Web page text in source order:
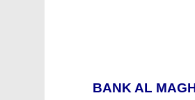
BANK AL